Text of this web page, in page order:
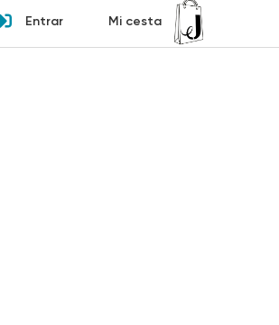
Entrar Mi cesta